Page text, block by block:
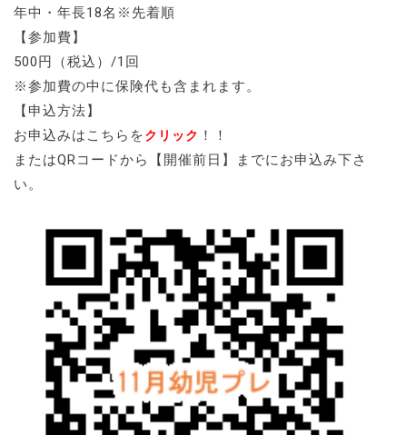
年中・年長18名※先着順
【参加費】
500円（税込）/1回
※参加費の中に保険代も含まれます。
【申込方法】
お申込みはこちらをクリック ！！
またはQRコードから【開催前日】までにお申込み下さ
い。